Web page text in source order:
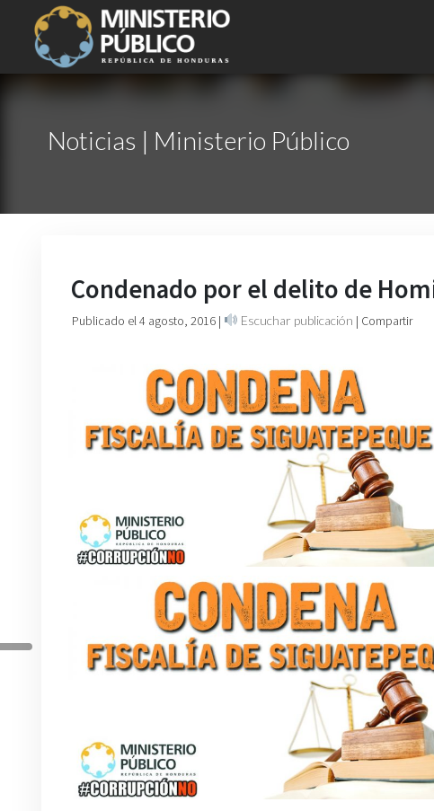
Noticias | Ministerio Público
Condenado por el delito de
Publicado el 4 agosto, 2016 | Escuchar publicación | Compartir